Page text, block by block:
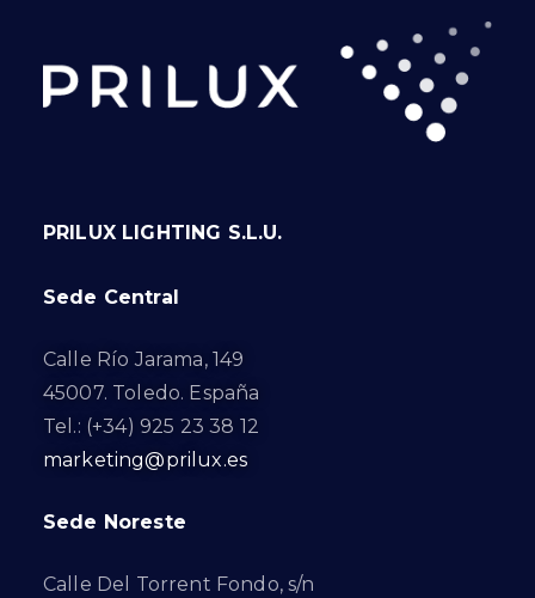
PRILUX LIGHTING S.L.U.
Sede Central
Calle Río Jarama, 149
45007. Toledo. España
Tel.: (+34) 925 23 38 12
marketing@prilux.es
Sede Noreste
Calle Del Torrent Fondo, s/n